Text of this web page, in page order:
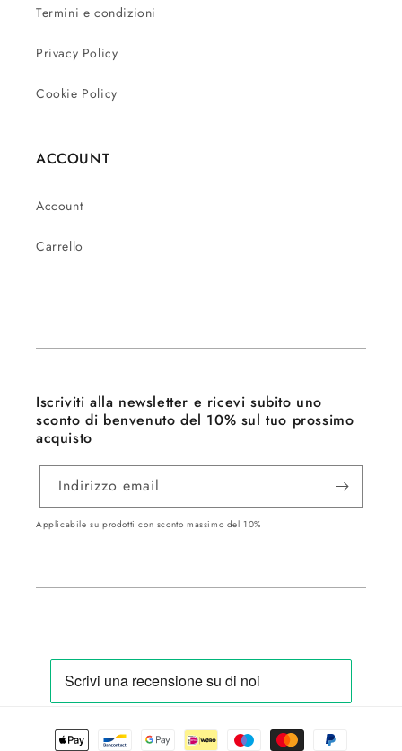
Termini e condizioni
Privacy Policy
Cookie Policy
ACCOUNT
Account
Carrello
Iscriviti alla newsletter e ricevi subito uno
sconto di benvenuto del 10% sul tuo prossimo
acquisto
Indirizzo email
Applicabile su prodotti con sconto massimo del 10%
Metodi